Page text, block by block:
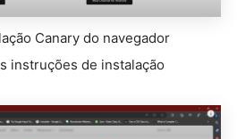
Canary do navegador
instruções de instalação